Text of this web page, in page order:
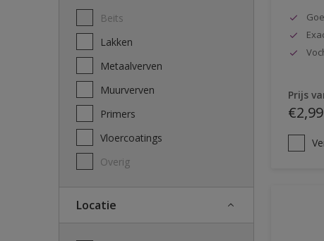
Beits
Lakken
Metaalverven
Muurverven
Primers
Vloercoatings
Overig
Locatie
Prijs
€2,99